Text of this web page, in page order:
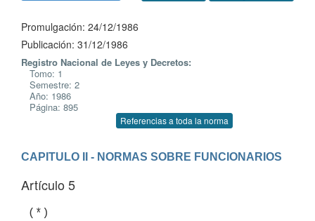
Promulgación: 24/12/1986
Publicación: 31/12/1986
Registro Nacional de Leyes y Decretos:
Tomo: 1
Semestre: 2
Año: 1986
Página: 895
Referencias a toda la norma
CAPITULO II - NORMAS SOBRE FUNCIONARIOS
Artículo 5